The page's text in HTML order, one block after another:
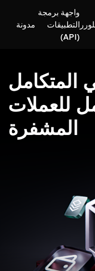
واجهة برمجة
التطبيقات
(API)
مدونة
المتكامل
للعملات
المشفرة